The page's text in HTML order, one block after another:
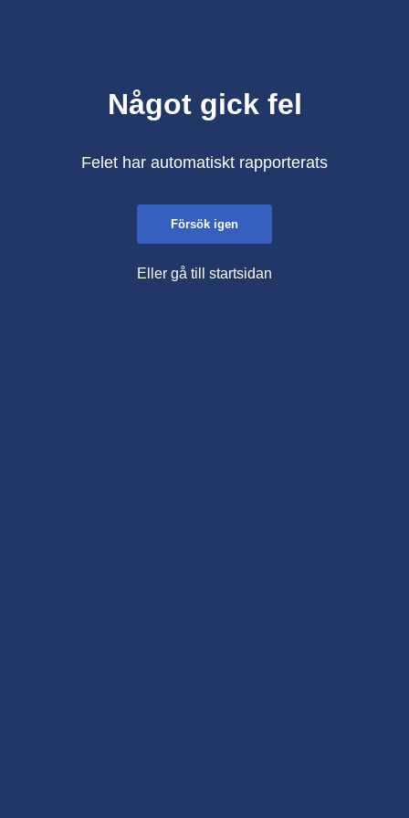
Något gick fel
Felet har automatiskt rapporterats
Försök igen
Eller gå till startsidan